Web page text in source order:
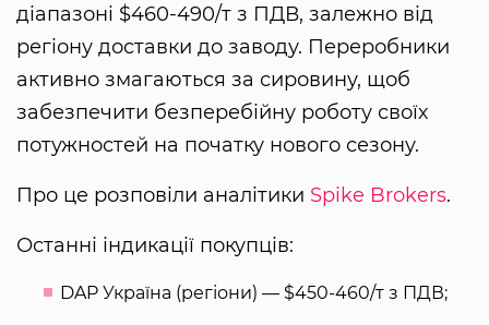
діапазоні $460-490/т з ПДВ, залежно від
регіону доставки до заводу. Переробники
активно змагаються за сировину, щоб
забезпечити безперебійну роботу своїх
потужностей на початку нового сезону.
Про це розповіли аналітики Spike Brokers.
Останні індикації покупців:
DAP Україна (регіони) — $450-460/т з ПДВ;